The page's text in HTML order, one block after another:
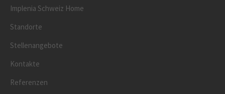
Implenia Schweiz Home
Standorte
Stellenangebote
Kontakte
Referenzen